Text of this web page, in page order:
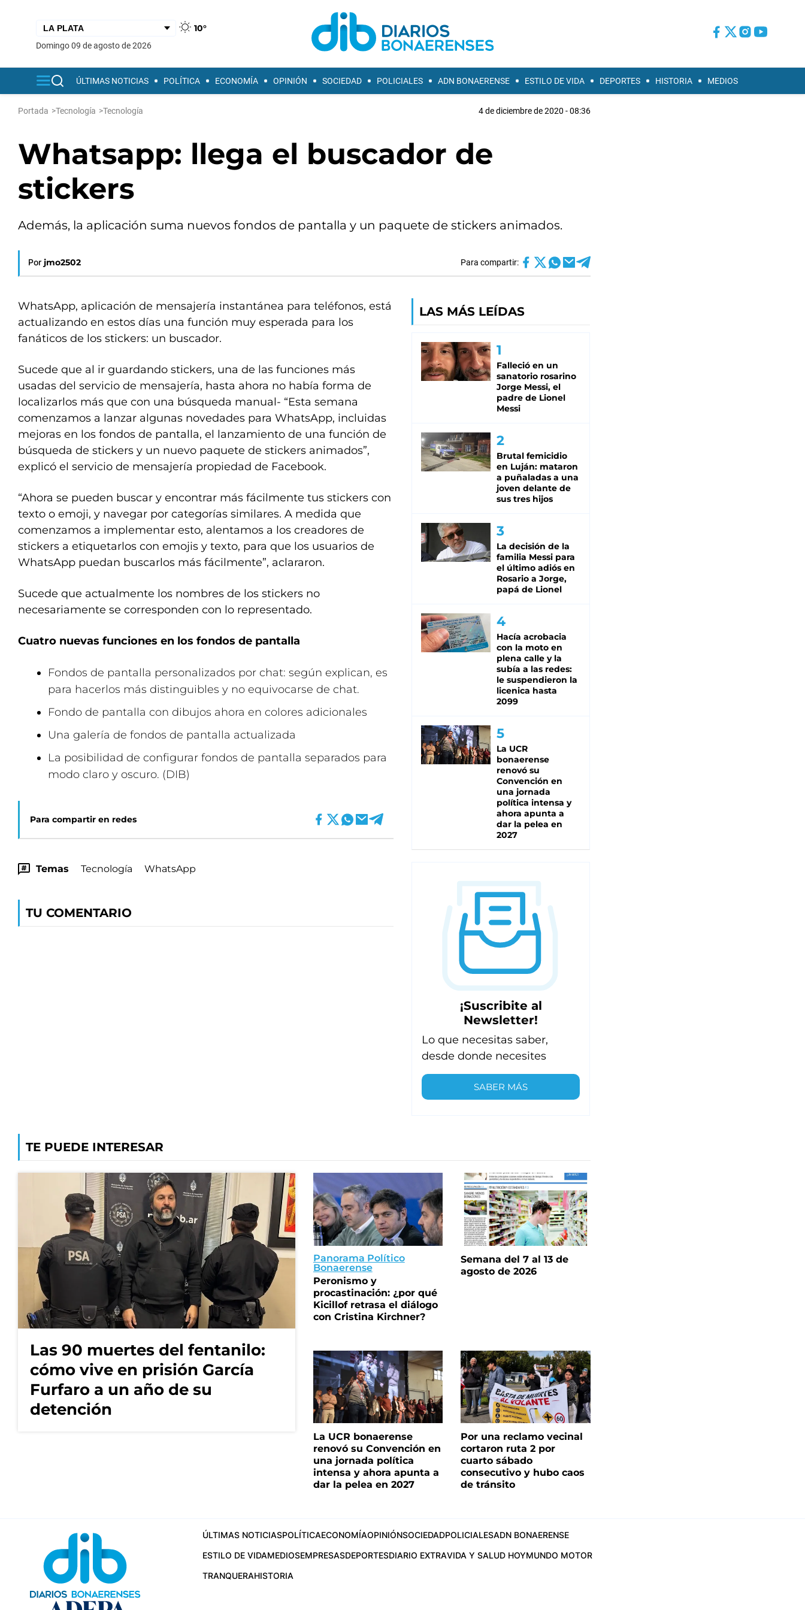
10°
domingo 09 de agosto de 2026
ÚLTIMAS NOTICIAS POLÍTICA ECONOMÍA OPINIÓN SOCIEDAD POLICIALES ADN BONAERENSE ESTILO DE VIDA DEPORTES HISTORIA MEDIOS
Portada >Tecnología >Tecnología 4 de diciembre de 2020 - 08:36
Whatsapp: llega el buscador de
stickers
Además, la aplicación suma nuevos fondos de pantalla y un paquete de stickers animados.
Por jmo2502 Para compartir:
WhatsApp, aplicación de mensajería instantánea para teléfonos, está
actualizando en estos días una función muy esperada para los
fanáticos de los stickers: un buscador.
Sucede que al ir guardando stickers, una de las funciones más
usadas del servicio de mensajería, hasta ahora no había forma de
localizarlos más que con una búsqueda manual- “Esta semana
comenzamos a lanzar algunas novedades para WhatsApp, incluidas
mejoras en los fondos de pantalla, el lanzamiento de una función de
búsqueda de stickers y un nuevo paquete de stickers animados”,
explicó el servicio de mensajería propiedad de Facebook.
“Ahora se pueden buscar y encontrar más fácilmente tus stickers con
texto o emoji, y navegar por categorías similares. A medida que
comenzamos a implementar esto, alentamos a los creadores de
stickers a etiquetarlos con emojis y texto, para que los usuarios de
WhatsApp puedan buscarlos más fácilmente”, aclararon.
Sucede que actualmente los nombres de los stickers no
necesariamente se corresponden con lo representado.
Cuatro nuevas funciones en los fondos de pantalla
Fondos de pantalla personalizados por chat: según explican, es
para hacerlos más distinguibles y no equivocarse de chat.
Fondo de pantalla con dibujos ahora en colores adicionales
Una galería de fondos de pantalla actualizada
La posibilidad de configurar fondos de pantalla separados para
modo claro y oscuro. (DIB)
Para compartir en redes
Temas Tecnología WhatsApp
TU COMENTARIO
LAS MÁS LEÍDAS
Falleció en un
sanatorio rosarino
Jorge Messi, el
padre de Lionel
Messi
Brutal femicidio
en Luján: mataron
a puñaladas a una
joven delante de
sus tres hijos
La decisión de la
familia Messi para
el último adiós en
Rosario a Jorge,
papá de Lionel
Hacía acrobacia
con la moto en
plena calle y la
subía a las redes:
le suspendieron la
licenica hasta
2099
La UCR
bonaerense
renovó su
Convención en
una jornada
política intensa y
ahora apunta a
dar la pelea en
2027
¡Suscribite al
Newsletter!
Lo que necesitas saber,
desde donde necesites
SABER MÁS
TE PUEDE INTERESAR
Las 90 muertes del fentanilo:
cómo vive en prisión García
Furfaro a un año de su
detención
Panorama Político
Bonaerense
Peronismo y
procastinación: ¿por qué
Kicillof retrasa el diálogo
con Cristina Kirchner?
Semana del 7 al 13 de
agosto de 2026
La UCR bonaerense
renovó su Convención en
una jornada política
intensa y ahora apunta a
dar la pelea en 2027
Por una reclamo vecinal
cortaron ruta 2 por
cuarto sábado
consecutivo y hubo caos
de tránsito
ÚLTIMAS NOTICIASPOLÍTICAECONOMÍAOPINIÓNSOCIEDADPOLICIALESADN BONAERENSE
ESTILO DE VIDAMEDIOSEMPRESASDEPORTESDIARIO EXTRAVIDA Y SALUD HOYMUNDO MOTOR
TRANQUERAHISTORIA